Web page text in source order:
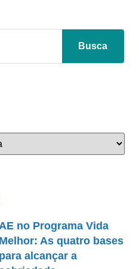
Busca
no Programa Vida
Melhor: As quatro bases
para alcançar a